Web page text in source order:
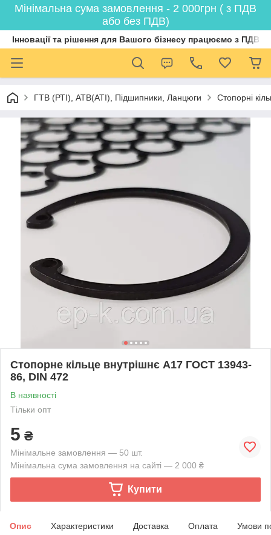
Мінімальна сума замовлення - 2 000грн ( з ПДВ
або без ПДВ)
Інновації та рішення для Вашого бізнесу працюємо з ПДВ
ГТВ (РТI), АТВ(АТI), Пiдшипники, Ланцюги Стопорні
Стопорне кільце внутрішнє А17 ГОСТ 13943-
86, DIN 472
В наявності
Тільки опт
5 ₴
Мінімальне замовлення — 50 шт.
Мінімальна сума замовлення на сайті — 2 000 ₴
Купити
Опис Характеристики Доставка Оплата Умови